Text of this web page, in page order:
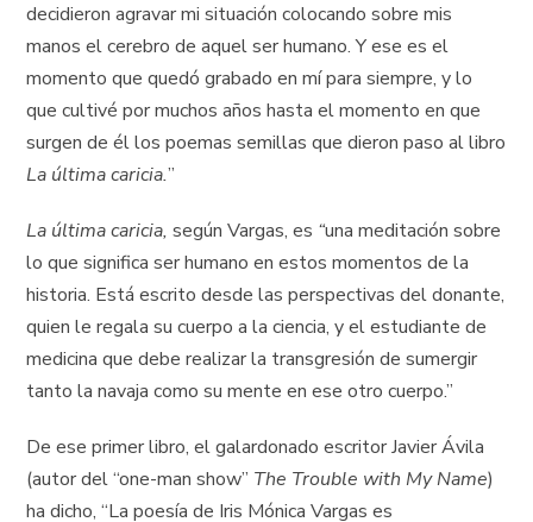
decidieron agravar mi situación colocando sobre mis
manos el cerebro de aquel ser humano. Y ese es el
momento que quedó grabado en mí para siempre, y lo
que cultivé por muchos años hasta el momento en que
surgen de él los poemas semillas que dieron paso al libro
La última caricia.”
La última caricia,según Vargas, es “una meditación sobre
lo que significa ser humano en estos momentos de la
historia. Está escrito desde las perspectivas del donante,
quien le regala su cuerpo a la ciencia, y el estudiante de
medicina que debe realizar la transgresión de sumergir
tanto la navaja como su mente en ese otro cuerpo.”
De ese primer libro, el galardonado escritor Javier Ávila
(autor del “one-man show” The Trouble with My Name)
ha dicho, “La poesía de Iris Mónica Vargas es